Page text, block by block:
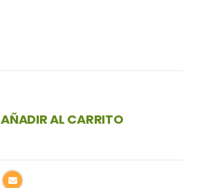
AÑADIR AL CARRITO